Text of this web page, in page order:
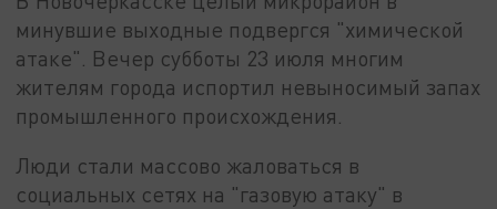
минувшие выходные подвергся "химической
атаке". Вечер субботы 23 июля многим
жителям города испортил невыносимый запах
промышленного происхождения.
Люди стали массово жаловаться в
социальных сетях на "газовую атаку" в